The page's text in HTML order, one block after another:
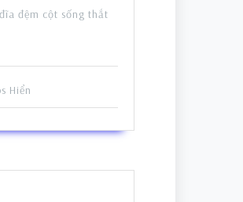
đệm cột sống thắt
Hiển